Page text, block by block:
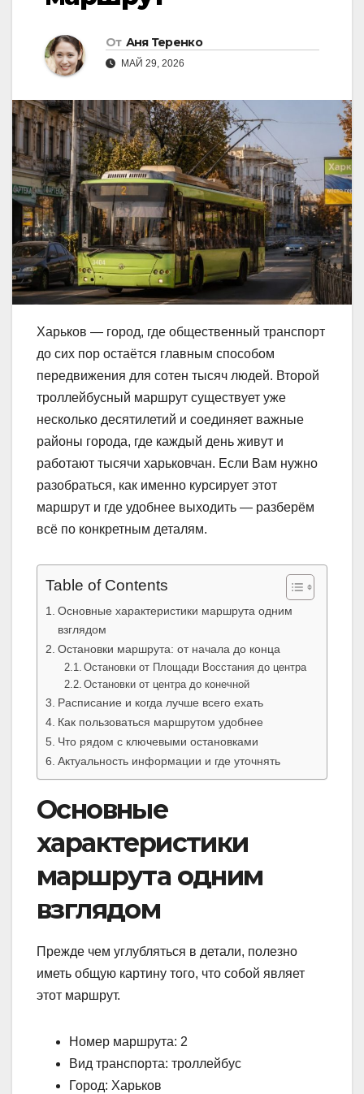
От Аня Теренко
МАЙ 29, 2026
Харьков — город, где общественный транспорт
до сих пор остаётся главным способом
передвижения для сотен тысяч людей. Второй
троллейбусный маршрут существует уже
несколько десятилетий и соединяет важные
районы города, где каждый день живут и
работают тысячи харьковчан. Если Вам нужно
разобраться, как именно курсирует этот
маршрут и где удобнее выходить — разберём
всё по конкретным деталям.
Table of Contents
Основные характеристики маршрута одним
взглядом
Остановки маршрута: от начала до конца
Остановки от Площади Восстания до центра
Остановки от центра до конечной
Расписание и когда лучше всего ехать
Как пользоваться маршрутом удобнее
Что рядом с ключевыми остановками
Актуальность информации и где уточнять
Основные
характеристики
маршрута одним
взглядом
Прежде чем углубляться в детали, полезно
иметь общую картину того, что собой являет
этот маршрут.
Номер маршрута: 2
Вид транспорта: троллейбус
Город: Харьков